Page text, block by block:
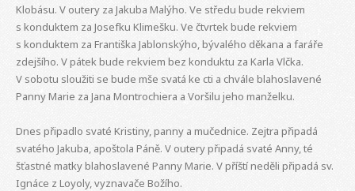
Klobásu. V outery za Jakuba Malýho. Ve středu bude rekviem
s konduktem za Josefku Klimešku. Ve čtvrtek bude rekviem
s konduktem za Františka Jablonskýho, bývalého děkana a faráře
zdejšího. V pátek bude rekviem bez konduktu za Karla Vlčka.
V sobotu sloužiti se bude mše svatá ke cti a chvále blahoslavené
Panny Marie za Jana Montrochiera a Voršilu jeho manželku.
Dnes připadlo svaté Kristiny, panny a mučednice. Zejtra připadá
svatého Jakuba, apoštola Páně. V outery připadá svaté Anny, té
šťastné matky blahoslavené Panny Marie. V příští neděli připadá sv.
Ignáce z Loyoly, vyznavače Božího.